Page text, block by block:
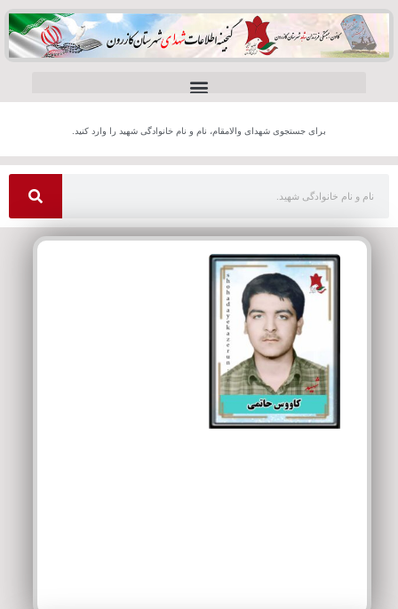
برای جستجوی شهدای والامقام، نام و نام خانوادگی شهید را وارد کنید.